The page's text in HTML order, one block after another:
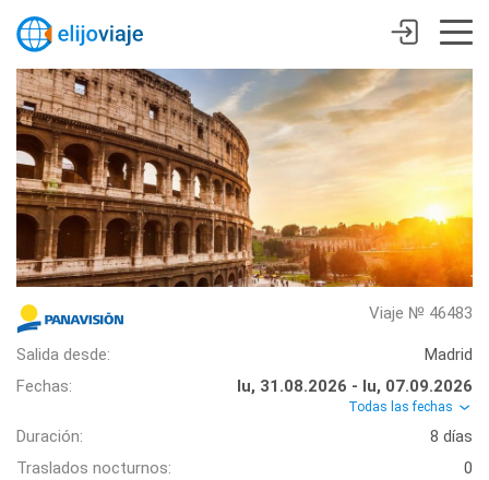
Viaje № 46483
Salida desde:
Madrid
Fechas:
lu, 31.08.2026 - lu, 07.09.2026
Todas las fechas
Duración:
8 días
Traslados nocturnos:
0